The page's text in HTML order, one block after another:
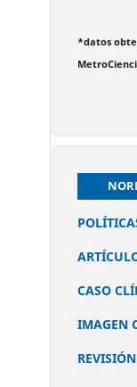
*datos
CASO
IMAGEN